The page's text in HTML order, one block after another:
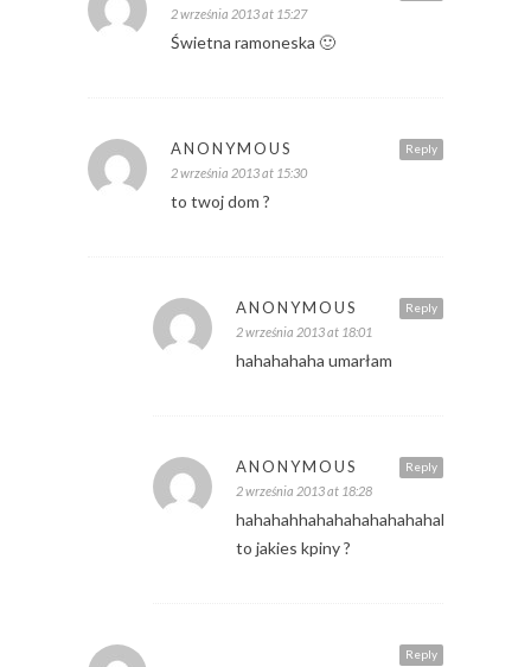
2 września 2013 at 15:27
Świetna ramoneska 🙂
Reply
ANONYMOUS
2 września 2013 at 15:30
to twoj dom ?
Reply
ANONYMOUS
2 września 2013 at 18:01
hahahahaha umarłam
Reply
ANONYMOUS
2 września 2013 at 18:28
to jakies kpiny ?
Reply